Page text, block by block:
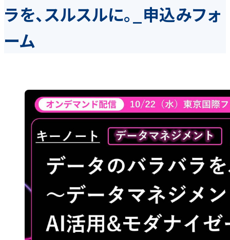
ラを、スルスルに。_申込みフォ
ーム